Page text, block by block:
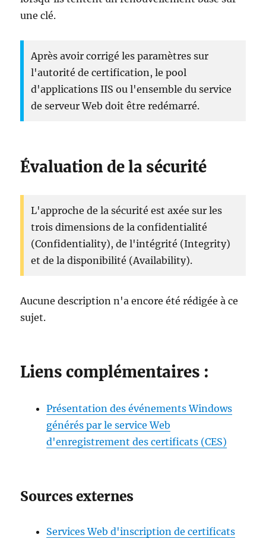
une clé.
Après avoir corrigé les paramètres sur
l'autorité de certification, le pool
d'applications IIS ou l'ensemble du service
de serveur Web doit être redémarré.
Évaluation de la sécurité
L'approche de la sécurité est axée sur les
trois dimensions de la confidentialité
(Confidentiality), de l'intégrité (Integrity)
et de la disponibilité (Availability).
Aucune description n'a encore été rédigée à ce
sujet.
Liens complémentaires :
Présentation des événements Windows
générés par le service Web
d'enregistrement des certificats (CES)
Sources externes
Services Web d'inscription de certificats